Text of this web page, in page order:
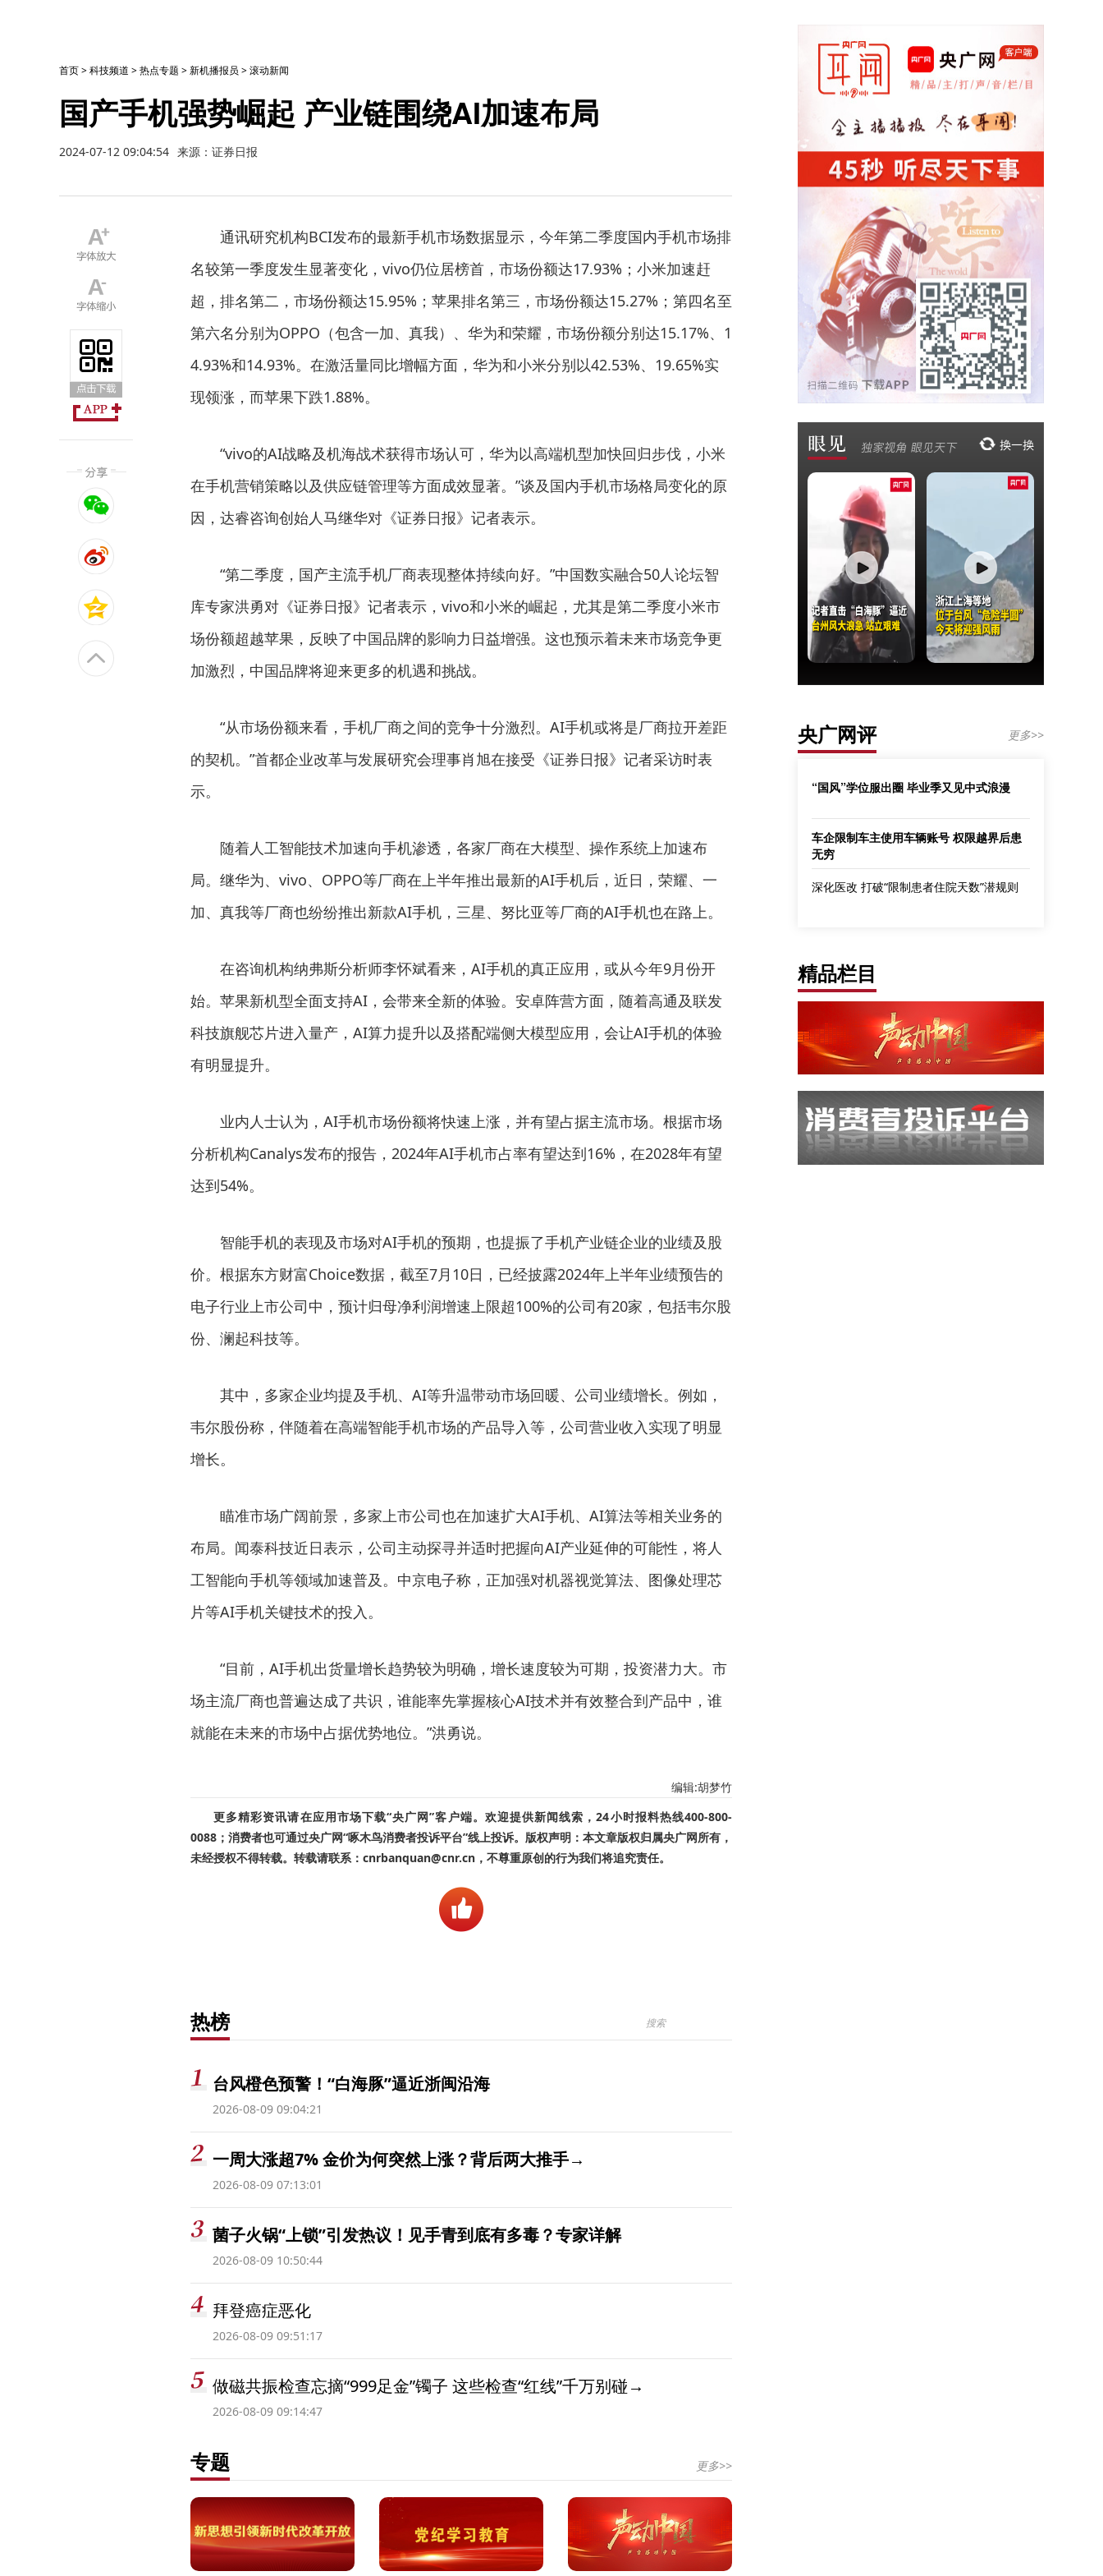
首页>科技频道 >热点专题 >新机播报员 >滚动新闻
国产手机强势崛起 产业链围绕AI加速布局
2024-07-12 09:04:54 来源：证券日报
通讯研究机构BCI发布的最新手机市场数据显示，今年第二季度国内手机市场排
名较第一季度发生显著变化，vivo仍位居榜首，市场份额达17.93%；小米加速赶
超，排名第二，市场份额达15.95%；苹果排名第三，市场份额达15.27%；第四名至
第六名分别为OPPO（包含一加、真我）、华为和荣耀，市场份额分别达15.17%、1
4.93%和14.93%。在激活量同比增幅方面，华为和小米分别以42.53%、19.65%实
现领涨，而苹果下跌1.88%。
“vivo的AI战略及机海战术获得市场认可，华为以高端机型加快回归步伐，小米
在手机营销策略以及供应链管理等方面成效显著。”谈及国内手机市场格局变化的原
因，达睿咨询创始人马继华对《证券日报》记者表示。
“第二季度，国产主流手机厂商表现整体持续向好。”中国数实融合50人论坛智
库专家洪勇对《证券日报》记者表示，vivo和小米的崛起，尤其是第二季度小米市
场份额超越苹果，反映了中国品牌的影响力日益增强。这也预示着未来市场竞争更
加激烈，中国品牌将迎来更多的机遇和挑战。
“从市场份额来看，手机厂商之间的竞争十分激烈。AI手机或将是厂商拉开差距
的契机。”首都企业改革与发展研究会理事肖旭在接受《证券日报》记者采访时表
示。
随着人工智能技术加速向手机渗透，各家厂商在大模型、操作系统上加速布
局。继华为、vivo、OPPO等厂商在上半年推出最新的AI手机后，近日，荣耀、一
加、真我等厂商也纷纷推出新款AI手机，三星、努比亚等厂商的AI手机也在路上。
在咨询机构纳弗斯分析师李怀斌看来，AI手机的真正应用，或从今年9月份开
始。苹果新机型全面支持AI，会带来全新的体验。安卓阵营方面，随着高通及联发
科技旗舰芯片进入量产，AI算力提升以及搭配端侧大模型应用，会让AI手机的体验
有明显提升。
业内人士认为，AI手机市场份额将快速上涨，并有望占据主流市场。根据市场
分析机构Canalys发布的报告，2024年AI手机市占率有望达到16%，在2028年有望
达到54%。
智能手机的表现及市场对AI手机的预期，也提振了手机产业链企业的业绩及股
价。根据东方财富Choice数据，截至7月10日，已经披露2024年上半年业绩预告的
电子行业上市公司中，预计归母净利润增速上限超100%的公司有20家，包括韦尔股
份、澜起科技等。
其中，多家企业均提及手机、AI等升温带动市场回暖、公司业绩增长。例如，
韦尔股份称，伴随着在高端智能手机市场的产品导入等，公司营业收入实现了明显
增长。
瞄准市场广阔前景，多家上市公司也在加速扩大AI手机、AI算法等相关业务的
布局。闻泰科技近日表示，公司主动探寻并适时把握向AI产业延伸的可能性，将人
工智能向手机等领域加速普及。中京电子称，正加强对机器视觉算法、图像处理芯
片等AI手机关键技术的投入。
“目前，AI手机出货量增长趋势较为明确，增长速度较为可期，投资潜力大。市
场主流厂商也普遍达成了共识，谁能率先掌握核心AI技术并有效整合到产品中，谁
就能在未来的市场中占据优势地位。”洪勇说。
编辑:胡梦竹
更多精彩资讯请在应用市场下载“央广网”客户端。欢迎提供新闻线索，24小时报料热线400-800-
0088；消费者也可通过央广网“啄木鸟消费者投诉平台”线上投诉。版权声明：本文章版权归属央广网所有，
未经授权不得转载。转载请联系：cnrbanquan@cnr.cn，不尊重原创的行为我们将追究责任。
热榜
台风橙色预警！“白海豚”逼近浙闽沿海
2026-08-09 09:04:21
一周大涨超7% 金价为何突然上涨？背后两大推手→
2026-08-09 07:13:01
菌子火锅“上锁”引发热议！见手青到底有多毒？专家详解
2026-08-09 10:50:44
拜登癌症恶化
2026-08-09 09:51:17
做磁共振检查忘摘“999足金”镯子 这些检查“红线”千万别碰→
2026-08-09 09:14:47
专题 更多>>
央广网评 更多>>
“国风”学位服出圈 毕业季又见中式浪漫
车企限制车主使用车辆账号 权限越界后患
无穷
深化医改 打破“限制患者住院天数”潜规则
精品栏目